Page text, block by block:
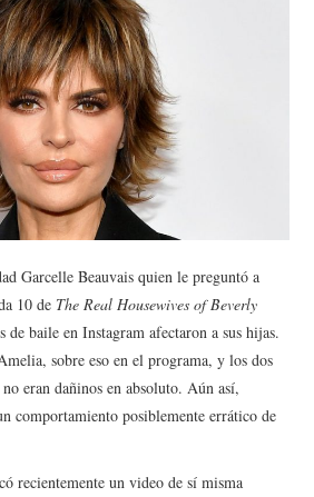
Garcelle Beauvais quien le preguntó a
10 de The Real Housewives of Beverly
de baile en Instagram afectaron a sus hijas.
sobre eso en el programa, y los dos
eran dañinos en absoluto. Aún así,
comportamiento posiblemente errático de
recientemente un video de sí misma